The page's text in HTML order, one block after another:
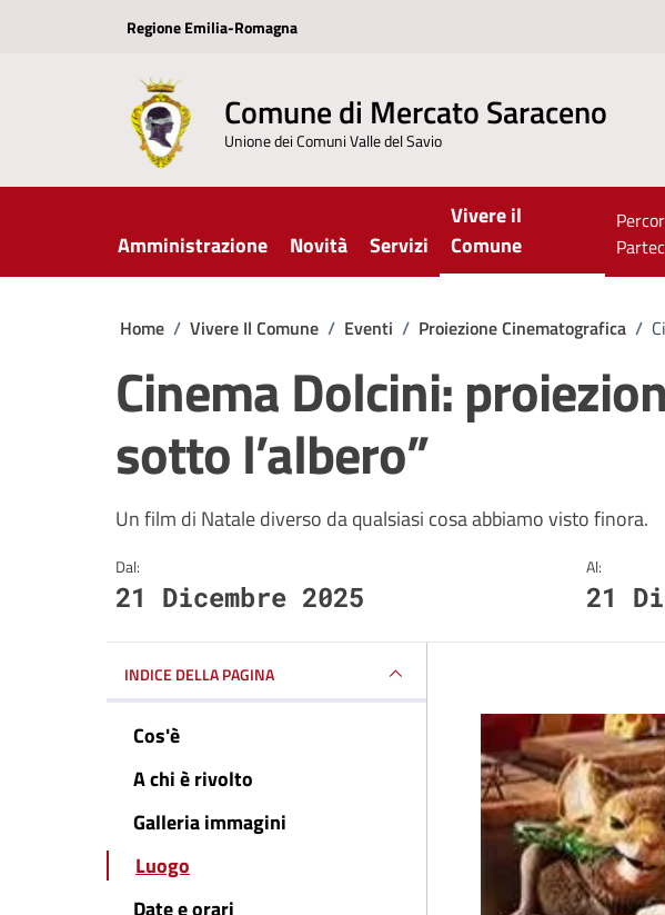
Regione Emilia-Romagna
Comune di Mercato Saraceno
Unione dei Comuni Valle del Savio
Amministrazione Novità Servizi
Vivere il
Comune
Home / Vivere Il Comune / Eventi / Proiezione Cinematografica /
Cinema Dolcini:
sotto l’albero”
Un film di Natale diverso da qualsiasi cosa abbiamo visto finora.
Dal:
21 Dicembre 2025
Al:
21
INDICE DELLA PAGINA
Cos'è
A chi è rivolto
Galleria immagini
Luogo
Date e orari